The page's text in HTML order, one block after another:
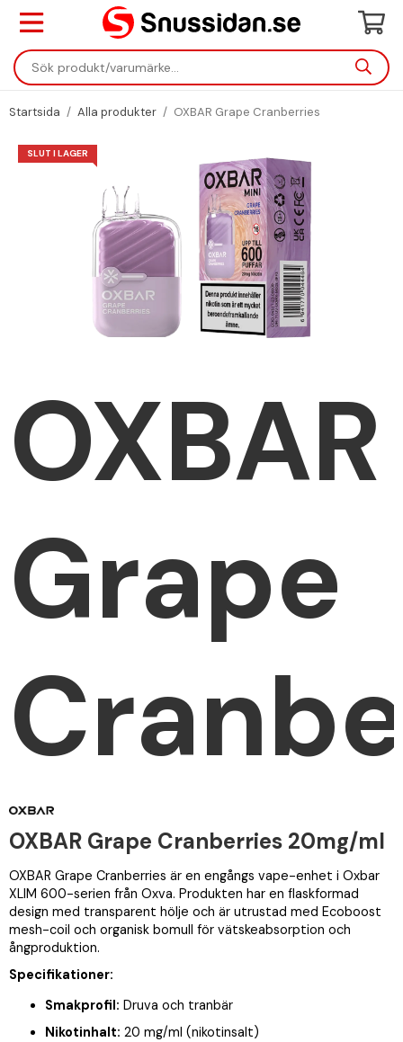
Startsida / Alla produkter / OXBAR Grape Cranberries
SLUT I LAGER
OXBAR
Grape
OXBAR Grape Cranberries 20mg/ml
OXBAR Grape Cranberries är en engångs vape-enhet i Oxbar
XLIM 600-serien från Oxva. Produkten har en flaskformad
design med transparent hölje och är utrustad med Ecoboost
mesh-coil och organisk bomull för vätskeabsorption och
ångproduktion.
Specifikationer:
Smakprofil: Druva och tranbär
Nikotinhalt: 20 mg/ml (nikotinsalt)